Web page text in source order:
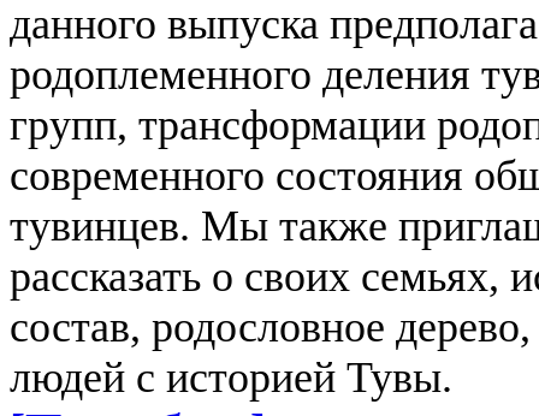
данного выпуска
родоплеменного деления
групп, трансформации
современного состояния
тувинцев. Мы также
рассказать о своих семьях,
состав, родословное
людей с историей Тувы.